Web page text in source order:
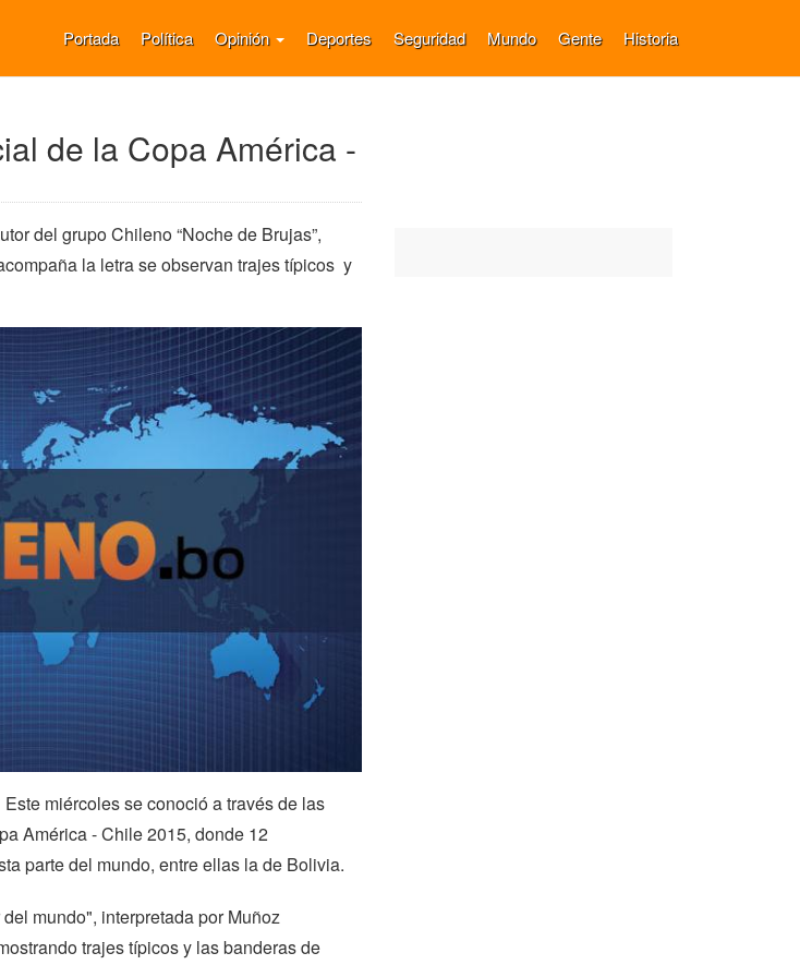
Portada Política Opinión Deportes Seguridad Mundo Gente Historia
de la Copa América -
del grupo Chileno “Noche de Brujas”,
la letra se observan trajes típicos y
Este miércoles se conoció a través de las
América - Chile 2015, donde 12
parte del mundo, entre ellas la de Bolivia.
mundo", interpretada por Muñoz
trajes típicos y las banderas de